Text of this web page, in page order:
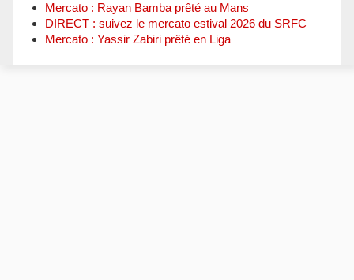
Mercato : Rayan Bamba prêté au Mans
DIRECT : suivez le mercato estival 2026 du SRFC
Mercato : Yassir Zabiri prêté en Liga